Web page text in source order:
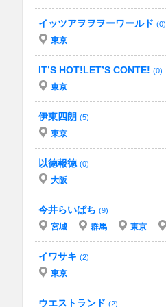
イッツアヲヲヲーワールド (0)
東京
IT’S HOT!LET’S CONTE! (0)
東京
伊東四朗 (5)
東京
以徳報徳 (0)
大阪
今井らいぱち (9)
宮城 群馬 東京
イワサキ (2)
東京
ウエストランド (2)